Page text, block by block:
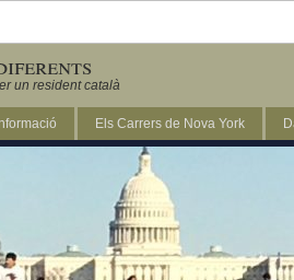
un resident català
Els Carrers de Nova York